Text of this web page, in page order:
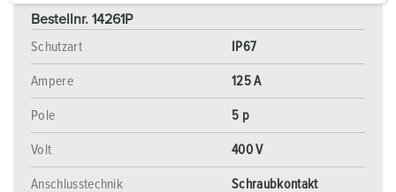
Bestellnr. 14261P
Schutzart
IP67
Ampere 125 A
Pole 5 p
Volt 400 V
Anschlusstechnik Schraubkontakt